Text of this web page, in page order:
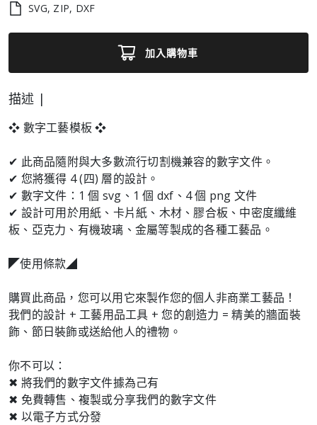
SVG, ZIP, DXF
加入購物車
描述 |
❖ 數字工藝模板 ❖
✔ 此商品隨附與大多數流行切割機兼容的數字文件。
✔ 您將獲得 4 (四) 層的設計。
✔ 數字文件：1 個 svg、1 個 dxf、4 個 png 文件
✔ 設計可用於用紙、卡片紙、木材、膠合板、中密度纖維
板、亞克力、有機玻璃、金屬等製成的各種工藝品。
◤使用條款◢
購買此商品，您可以用它來製作您的個人非商業工藝品！
我們的設計 + 工藝用品工具 + 您的創造力 = 精美的牆面裝
飾、節日裝飾或送給他人的禮物。
你不可以：
✖ 將我們的數字文件據為己有
✖ 免費轉售、複製或分享我們的數字文件
✖ 以電子方式分發